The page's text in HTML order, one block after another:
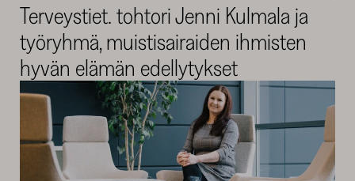
Terveystiet. tohtori Jenni Kulmala ja
työryhmä, muistisairaiden ihmisten
hyvän elämän edellytykset